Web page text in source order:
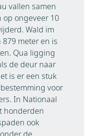
vallen samen
ongeveer 10
Wald im
meter en is
Qua ligging
de deur naar
is er een stuk
voor
In Nationaal
honderden
ook
de